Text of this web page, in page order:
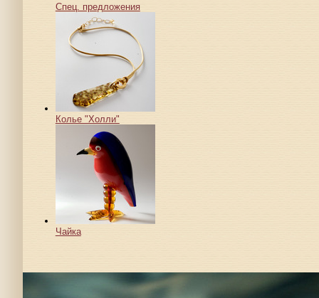
Спец. предложения
Колье "Холли"
Чайка